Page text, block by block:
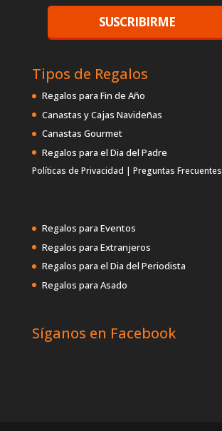
Tipos de Regalos
Regalos para Fin de Año
Canastas y Cajas Navideñas
Canastas Gourmet
Regalos para el Dia del Padre
Políticas de Privacidad | Preguntas Frecuentes
Regalos para Eventos
Regalos para Extranjeros
Regalos para el Dia del Periodista
Regalos para Asado
Síganos en Facebook